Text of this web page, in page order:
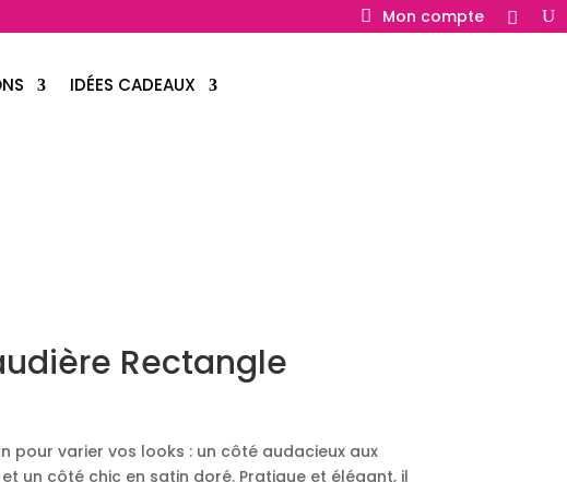
Mon compte
IDÉES CADEAUX
Rectangle
pour varier vos looks : un côté audacieux aux
un côté chic en satin doré. Pratique et élégant, il